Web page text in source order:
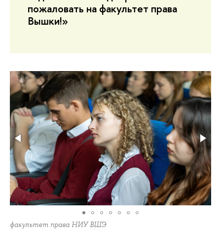
пожаловать на факультет права
Вышки!»
факультет права НИУ ВШЭ